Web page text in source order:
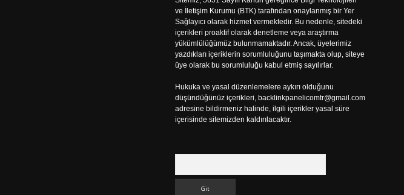
ve İletişim Kurumu (BTK) tarafından onaylanmış bir Yer
Sağlayıcı olarak hizmet vermektedir. Bu nedenle, sitedeki
içerikleri proaktif olarak denetleme veya araştırma
yükümlülüğümüz bulunmamaktadır. Ancak, üyelerimiz
yazdıkları içeriklerin sorumluluğunu taşımakta olup, siteye
üye olarak bu sorumluluğu kabul etmiş sayılırlar.
Hukuka ve yasal düzenlemelere aykırı olduğunu
düşündüğünüz içerikleri, backlinkpanelicomtr@gmail.com
adresine bildirmeniz halinde, ilgili içerikler yasal süre
içerisinde sitemizden kaldırılacaktır.